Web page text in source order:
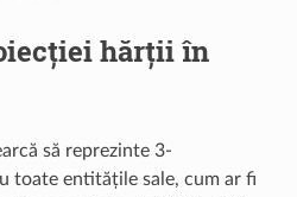
hărții în
să reprezinte 3-
toate entitățile sale, cum ar fi